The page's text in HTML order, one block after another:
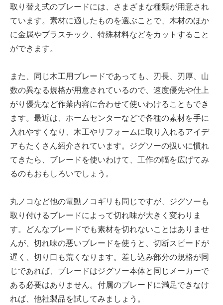
取り替え式のブレードには、さまざまな種類が用意され
ています。素材に適したものを選ぶことで、木材のほか
に金属やプラスチック、特殊材料などをカットすること
ができます。
また、同じ木工用ブレードであっても、刃長、刃厚、山
数の異なる規格が用意されているので、速度優先や仕上
がり優先など作業内容に合わせて使いわけることもでき
ます。最近は、ホームセンターなどで各種の素材を手に
入れやすくなり、木工やリフォームに取り入れるアイデ
アもたくさん紹介されています。ジグソーの扱いに慣れ
てきたら、ブレードを使いわけて、工作の幅を広げてみ
るのもおもしろいでしょう。
丸ノコなど他の電動ノコギリも同じですが、ジグソーも
取り付けるブレードによって切れ味が大きく変わりま
す。どんなブレードでも素材を切れないことはありませ
んが、切れ味の悪いブレードを使うと、切断スピードが
遅く、切り口も荒くなります。差し込み部分の規格が同
じであれば、ブレードはジグソー本体と同じメーカーで
ある必要はありません。付属のブレードに満足できなけ
れば、他社製品を試してみましょう。